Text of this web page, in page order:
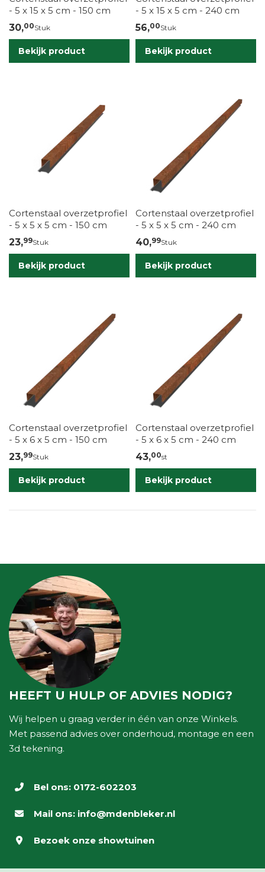
- 5 x 15 x 5 cm - 150 cm
30,00Stuk
Bekijk product
- 5 x 15 x 5 cm - 240 cm
56,00Stuk
Bekijk product
Cortenstaal overzetprofiel
- 5 x 5 x 5 cm - 150 cm
23,99Stuk
Bekijk product
Cortenstaal overzetprofiel
- 5 x 5 x 5 cm - 240 cm
40,99Stuk
Bekijk product
Cortenstaal overzetprofiel
- 5 x 6 x 5 cm - 150 cm
23,99Stuk
Bekijk product
Cortenstaal overzetprofiel
- 5 x 6 x 5 cm - 240 cm
43,00st
Bekijk product
HEEFT U HULP OF ADVIES NODIG?
Wij helpen u graag verder in één van onze Winkels.
Met passend advies over onderhoud, montage en een
3d tekening.
Bel ons: 0172-602203
Mail ons: info@mdenbleker.nl
Bezoek onze showtuinen